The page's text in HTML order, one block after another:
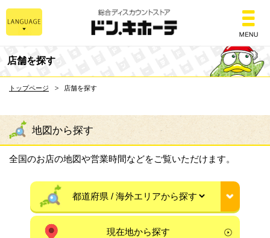
総合ディスカウント
店舗を探す
トップページ 店舗を探す
地図から探す
全国のお店の地図や営業時間などをご覧いただけます。
現在地から探す